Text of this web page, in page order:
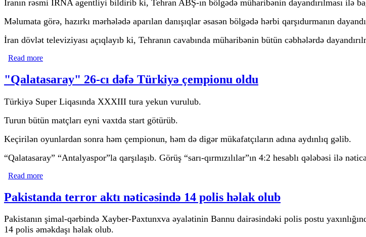
İranın rəsmi İRNA agentliyi bildirib ki, Tehran ABŞ-ın bölgədə müharibənin dayandırılması ilə
Məlumata görə, hazırkı mərhələdə aparılan danışıqlar əsasən bölgədə hərbi qarşıdurmanın
İran dövlət televiziyası açıqlayıb ki, Tehranın cavabında müharibənin bütün cəbhələrdə
Read more
"Qalatasaray" 26-cı dəfə Türkiyə çempionu oldu
Türkiyə Super Liqasında XXXIII tura yekun vurulub.
Turun bütün matçları eyni vaxtda start götürüb.
Keçirilən oyunlardan sonra həm çempionun, həm də digər mükafatçıların adına aydınlıq gəlib.
“Qalatasaray” “Antalyaspor”la qarşılaşıb. Görüş “sarı-qırmızılılar”ın 4:2 hesablı qələbəsi ilə
Read more
Pakistanda terror aktı nəticəsində 14 polis həlak olub
Pakistanın şimal-qərbində Xayber-Paxtunxva əyalətinin Bannu dairəsindəki polis postu
14 polis əməkdaşı həlak olub.